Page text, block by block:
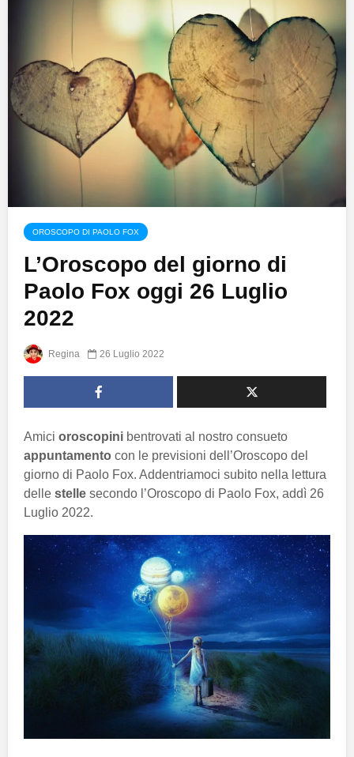
OROSCOPO DI PAOLO FOX
L’Oroscopo del giorno di
Paolo Fox oggi 26 Luglio
2022
Regina 26 Luglio 2022
Amici oroscopini bentrovati al nostro consueto
appuntamento con le previsioni dell’Oroscopo del
giorno di Paolo Fox. Addentriamoci subito nella lettura
delle stelle secondo l’Oroscopo di Paolo Fox, addì 26
Luglio 2022.